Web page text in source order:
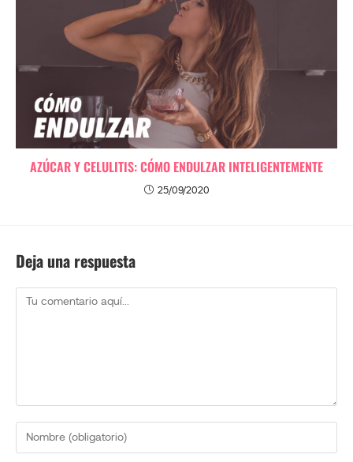
AZÚCAR Y CELULITIS: CÓMO ENDULZAR INTELIGENTEMENTE
25/09/2020
Deja una respuesta